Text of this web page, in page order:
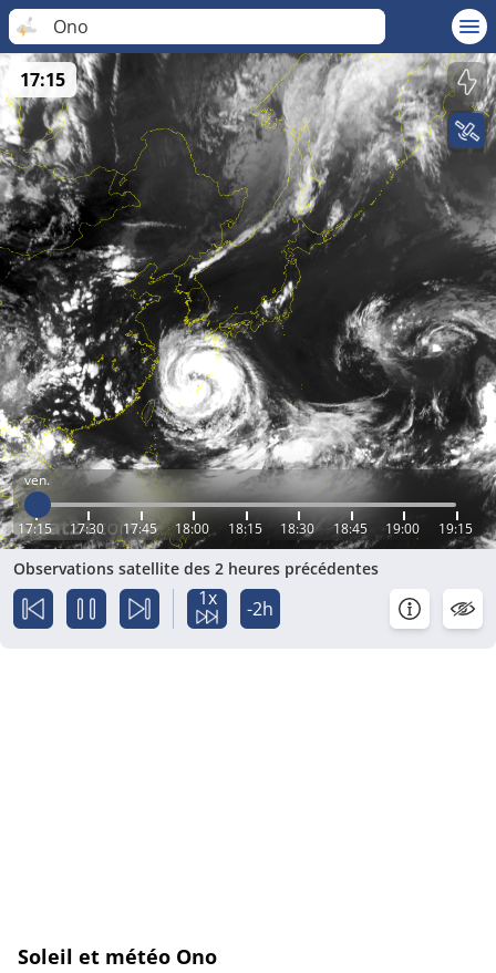
Ono
ven.
17:15 17:30 17:45 18:00 18:15 18:30 18:45 19:00 19:15
17:15
Observations satellite des 2 heures précédentes
1x -2h
Soleil et météo Ono